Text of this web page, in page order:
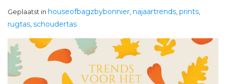
Geplaatst in houseofbagzbybonnier, najaartrends, prints,
rugtas, schoudertas